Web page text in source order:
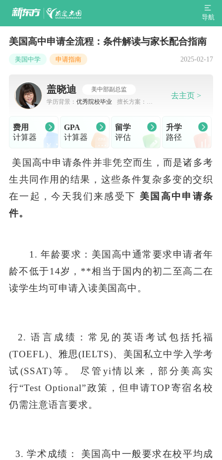
导航
美国高中申请全流程：条件解读与家长配合指南
美国中学 申请指南 2025-02-17
盖晓迪
美中部副总监
学历背景： 优秀院校毕业 擅长方案：
去主页 >
费用
计算器
GPA
计算器
留学
评估
升学
路径
美国高中申请条件并非凭空而生，而是诸多考
生共同作用的结果，这些条件复杂多变的交织
在一起，今天我们来感受下 美国高中申请条
件。
1. 年龄要求：美国高中通常要求申请者年
龄不低于14岁，**相当于国内的初二至高二在
读学生均可申请入读美国高中。
2. 语言成绩：常见的英语考试包括托福
(TOEFL)、雅思(IELTS)、美国私立中学入学考
试(SSAT)等。 尽管yi情以来，部分美高实
行“Test Optional”政策，但申请TOP寄宿名校
仍需注意语言要求。
3. 学术成绩： 美国高中一般要求在校平均成